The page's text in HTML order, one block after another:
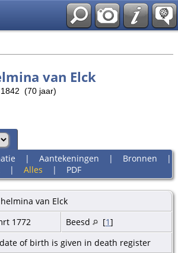
van Elck
(70 jaar)
| Aantekeningen | Bronnen |
| Alles | PDF
van Elck
1772 Beesd [1]
date of birth is given in death register